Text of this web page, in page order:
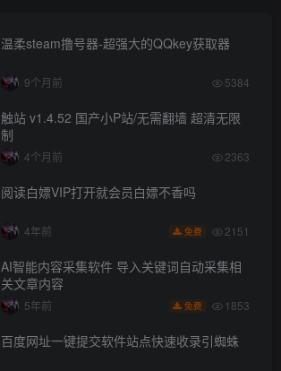
温柔steam撸号器-超强大的QQkey获取器
9个月前 5384
触站 v1.4.52 国产小P站/无需翻墙 超清无限
制
4个月前 2363
阅读白嫖VIP打开就会员白嫖不香吗
4年前 免费 2151
AI智能内容采集软件 导入关键词自动采集相
关文章内容
5年前 免费 1853
百度网址一键提交软件站点快速收录引蜘蛛